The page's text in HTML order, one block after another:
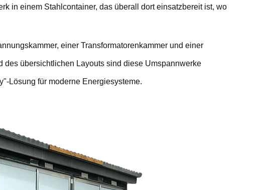
in einem Stahlcontainer, das überall dort einsatzbereit ist, wo
einer Transformatorenkammer und einer
des übersichtlichen Layouts sind diese Umspannwerke
Lösung für moderne Energiesysteme.